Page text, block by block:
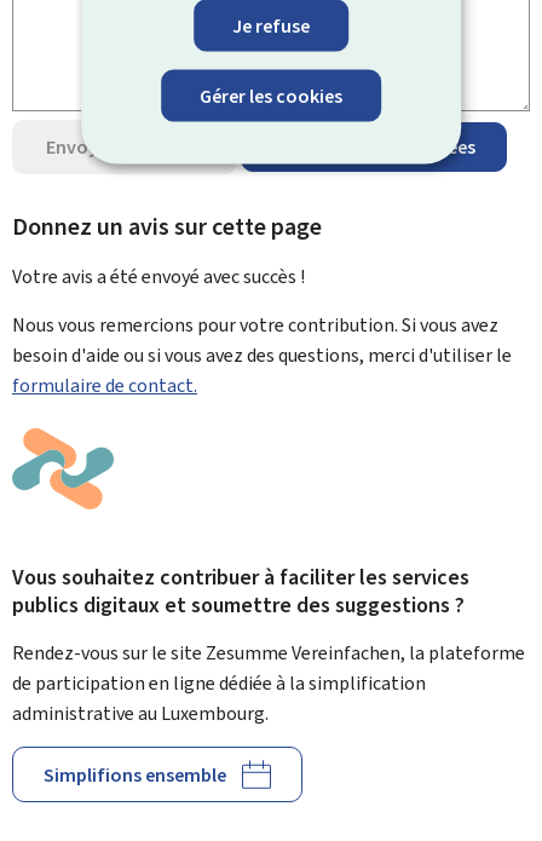
Je refuse
Gérer les cookies
Envoyer votre avis Protection des données
Donnez un avis sur cette page
Votre avis a été envoyé avecsuccès !
Nous vous remercions pour votre contribution. Si vous avez
besoin d'aide ou si vous avez des questions, merci d'utiliser le
formulaire de contact.
Vous souhaitez contribuer à faciliter les services
publics digitaux et soumettre des suggestions ?
Rendez-vous sur le site Zesumme Vereinfachen, la plateforme
de participation en ligne dédiée à la simplification
administrative au Luxembourg.
Simplifions ensemble